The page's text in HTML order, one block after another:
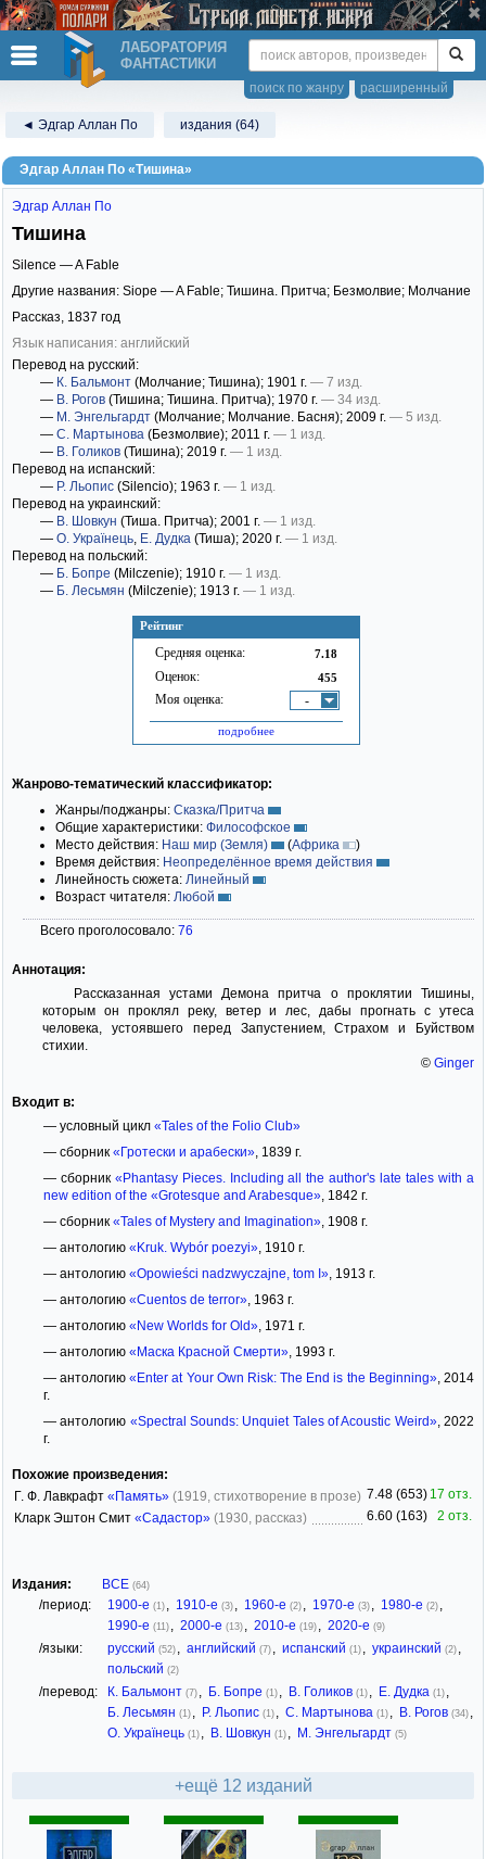
ЛАБОРАТОРИЯ
ФАНТАСТИКИ
расширенный
поиск по жанру
◄ Эдгар Аллан По издания (64)
Эдгар Аллан По «Тишина»
Рейтинг
Средняя оценка: 7.18
Оценок: 455
Моя оценка: -
подробнее
Эдгар Аллан По
Тишина
Silence — A Fable
Другие названия: Siope — A Fable; Тишина. Притча; Безмолвие; Молчание
Рассказ, 1837 год
Язык написания: английский
Перевод на русский:
— К. Бальмонт (Молчание; Тишина); 1901 г. — 7 изд.
— В. Рогов (Тишина; Тишина. Притча); 1970 г. — 34 изд.
— М. Энгельгардт (Молчание; Молчание. Басня); 2009 г. — 5 изд.
— С. Мартынова (Безмолвие); 2011 г. — 1 изд.
— В. Голиков (Тишина); 2019 г. — 1 изд.
Перевод на испанский:
— Р. Льопис (Silencio); 1963 г. — 1 изд.
Перевод на украинский:
— В. Шовкун (Тиша. Притча); 2001 г. — 1 изд.
— О. Українець, Е. Дудка (Тиша); 2020 г. — 1 изд.
Перевод на польский:
— Б. Бопре (Milczenie); 1910 г. — 1 изд.
— Б. Лесьмян (Milczenie); 1913 г. — 1 изд.
Жанрово-тематический классификатор:
Жанры/поджанры: Сказка/Притча
Общие характеристики: Философское
Место действия: Наш мир (Земля) (Африка
)
Время действия: Неопределённое время действия
Линейность сюжета: Линейный
Возраст читателя: Любой
Всего проголосовало: 76
Аннотация:
Рассказанная устами Демона притча о проклятии Тишины,
которым он проклял реку, ветер и лес, дабы прогнать с утеса
человека, устоявшего перед Запустением, Страхом и Буйством
стихии.
© Ginger
Входит в:
— условный цикл «Tales of the Folio Club»
— сборник «Гротески и арабески», 1839 г.
— сборник «Phantasy Pieces. Including all the author's late tales with a
new edition of the «Grotesque and Arabesque», 1842 г.
— сборник «Tales of Mystery and Imagination», 1908 г.
— антологию «Kruk. Wybór poezyi», 1910 г.
— антологию «Opowieści nadzwyczajne, tom I», 1913 г.
— антологию «Cuentos de terror», 1963 г.
— антологию «New Worlds for Old», 1971 г.
— антологию «Маска Красной Смерти», 1993 г.
— антологию«Enter at Your Own Risk: The End is the Beginning», 2014
г.
— антологию «Spectral Sounds: Unquiet Tales of Acoustic Weird», 2022
г.
Похожие произведения:
Г. Ф. Лавкрафт «Память» (1919, стихотворение в прозе) 7.48 (653) 17 отз.
Кларк Эштон Смит «Садастор» (1930, рассказ) 6.60 (163) 2 отз.
Издания: ВСЕ (64)
/период: 1900-е (1) , 1910-е (3) , 1960-е (2) , 1970-е (3) , 1980-е (2) ,
1990-е (11) , 2000-е (13) , 2010-е (19) , 2020-е (9)
/языки: русский (52) , английский (7) , испанский (1) , украинский (2) ,
польский (2)
/перевод: К. Бальмонт (7) , Б. Бопре (1) , В. Голиков (1) , Е. Дудка (1) ,
Б. Лесьмян (1) , Р. Льопис (1) , С. Мартынова (1) , В. Рогов (34) ,
О. Українець (1) , В. Шовкун (1) , М. Энгельгардт (5)
+ещё 12 изданий